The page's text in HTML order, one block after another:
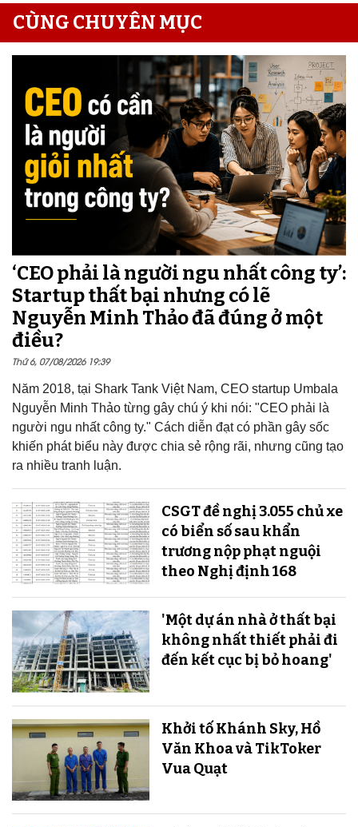
CÙNG CHUYÊN MỤC
‘CEO phải là người ngu nhất công ty’:
Startup thất bại nhưng có lẽ
Nguyễn Minh Thảo đã đúng ở một
điều?
Thứ 6, 07/08/2026 19:39
Năm 2018, tại Shark Tank Việt Nam, CEO startup Umbala
Nguyễn Minh Thảo từng gây chú ý khi nói: "CEO phải là
người ngu nhất công ty." Cách diễn đạt có phần gây sốc
khiến phát biểu này được chia sẻ rộng rãi, nhưng cũng tạo
ra nhiều tranh luận.
CSGT đề nghị 3.055 chủ xe
có biển số sau khẩn
trương nộp phạt nguội
theo Nghị định 168
'Một dự án nhà ở thất bại
không nhất thiết phải đi
đến kết cục bị bỏ hoang'
Khởi tố Khánh Sky, Hồ
Văn Khoa và TikToker
Vua Quạt